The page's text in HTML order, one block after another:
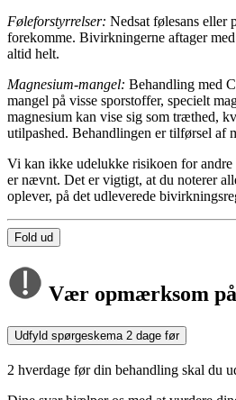
Føleforstyrrelser: Nedsat følesans
forekomme. Bivirkningerne aftager
altid helt.
Magnesium-mangel: Behandling med
mangel på visse sporstoffer, specielt
magnesium kan vise sig som træthed,
utilpashed. Behandlingen er tilførsel af
Vi kan ikke udelukke risikoen for
er nævnt. Det er vigtigt, at du noterer
oplever, på det udleverede
Fold ud
Vær opmærksom på
Udfyld spørgeskema 2 dage før
2 hverdage før din behandling skal du